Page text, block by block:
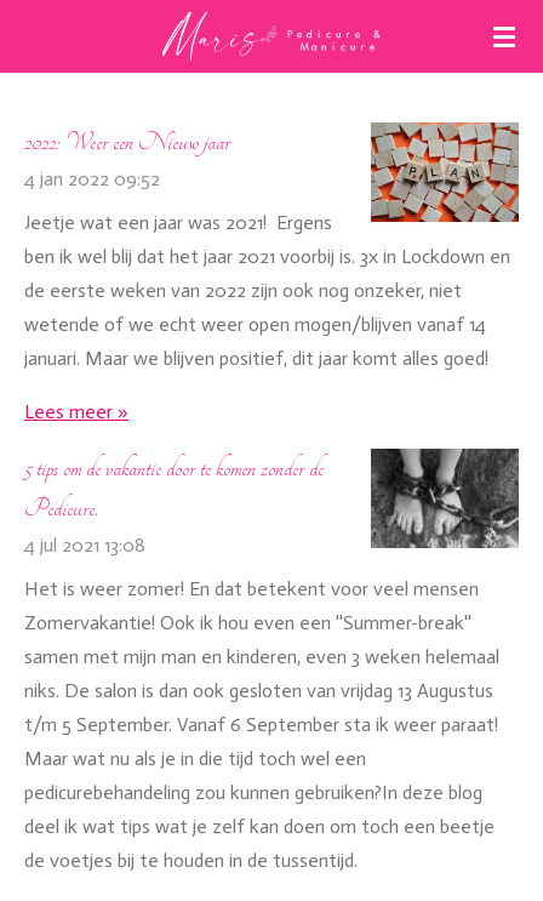
2022: Weer een Nieuw jaar
4 jan 2022 09:52
Jeetje wat een jaar was 2021! Ergens
ben ik wel blij dat het jaar 2021 voorbij is. 3x in Lockdown en
de eerste weken van 2022 zijn ook nog onzeker, niet
wetende of we echt weer open mogen/blijven vanaf 14
januari. Maar we blijven positief, dit jaar komt alles goed!
Lees meer »
5 tips om de vakantie door te komen zonder de
Pedicure.
4 jul 2021 13:08
Het is weer zomer! En dat betekent voor veel mensen
Zomervakantie! Ook ik hou even een ''Summer-break''
samen met mijn man en kinderen, even 3 weken helemaal
niks. De salon is dan ook gesloten van vrijdag 13 Augustus
t/m 5 September. Vanaf 6 September sta ik weer paraat!
Maar wat nu als je in die tijd toch wel een
pedicurebehandeling zou kunnen gebruiken?In deze blog
deel ik wat tips wat je zelf kan doen om toch een beetje
de voetjes bij te houden in de tussentijd.